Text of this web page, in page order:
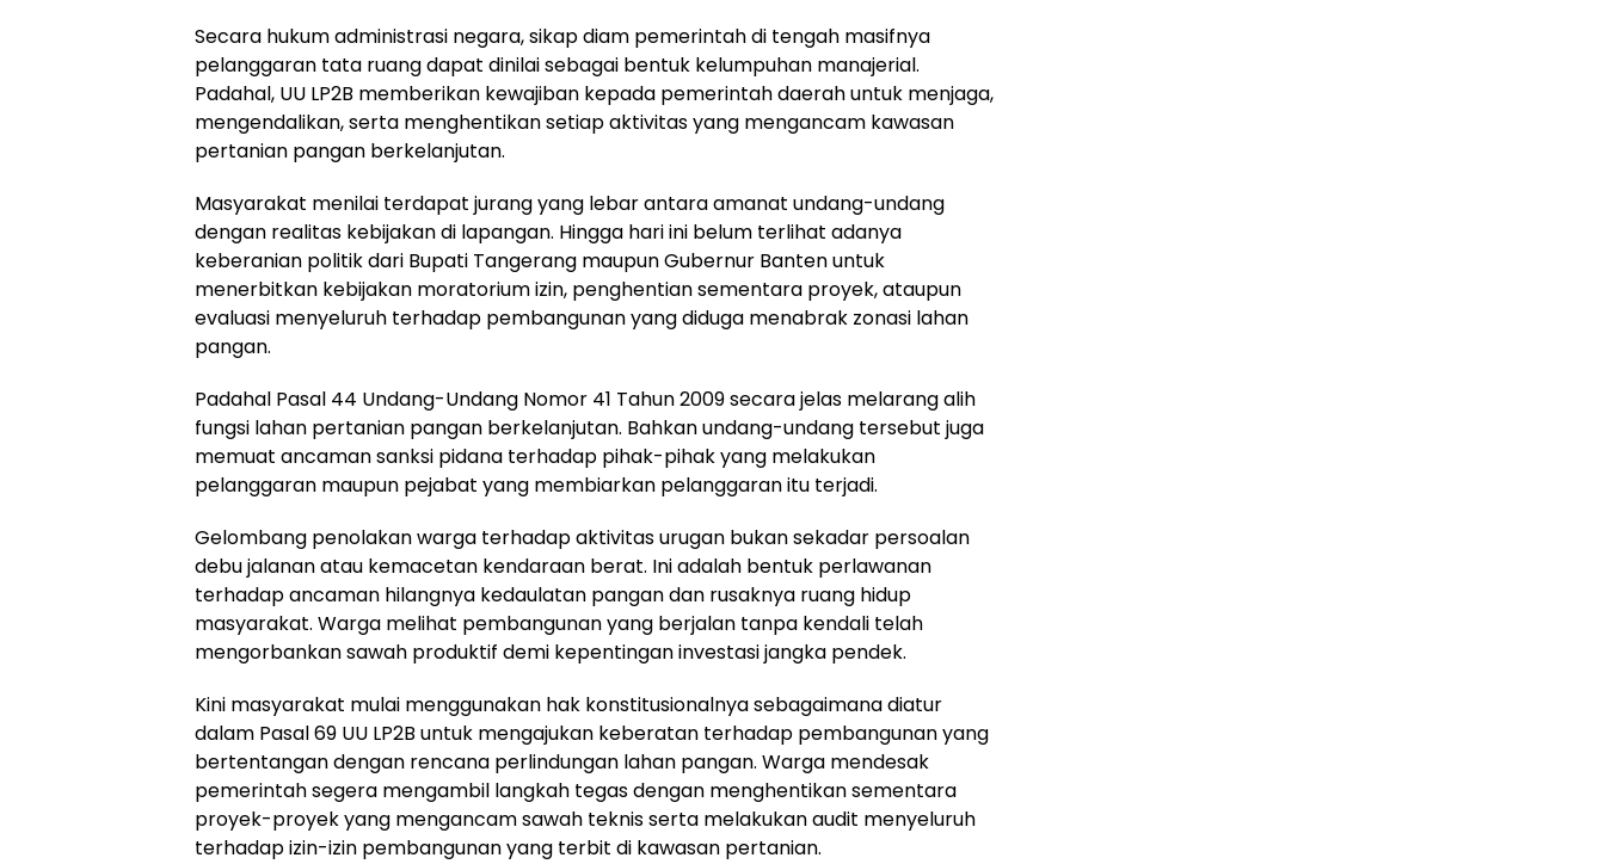
Secara hukum administrasi negara, sikap diam pemerintah di tengah masifnya
pelanggaran tata ruang dapat dinilai sebagai bentuk kelumpuhan manajerial.
Padahal, UU LP2B memberikan kewajiban kepada pemerintah daerah untuk menjaga,
mengendalikan, serta menghentikan setiap aktivitas yang mengancam kawasan
pertanian pangan berkelanjutan.
Masyarakat menilai terdapat jurang yang lebar antara amanat undang-undang
dengan realitas kebijakan di lapangan. Hingga hari ini belum terlihat adanya
keberanian politik dari Bupati Tangerang maupun Gubernur Banten untuk
menerbitkan kebijakan moratorium izin, penghentian sementara proyek, ataupun
evaluasi menyeluruh terhadap pembangunan yang diduga menabrak zonasi lahan
pangan.
Padahal Pasal 44 Undang-Undang Nomor 41 Tahun 2009 secara jelas melarang alih
fungsi lahan pertanian pangan berkelanjutan. Bahkan undang-undang tersebut juga
memuat ancaman sanksi pidana terhadap pihak-pihak yang melakukan
pelanggaran maupun pejabat yang membiarkan pelanggaran itu terjadi.
Gelombang penolakan warga terhadap aktivitas urugan bukan sekadar persoalan
debu jalanan atau kemacetan kendaraan berat. Ini adalah bentuk perlawanan
terhadap ancaman hilangnya kedaulatan pangan dan rusaknya ruang hidup
masyarakat. Warga melihat pembangunan yang berjalan tanpa kendali telah
mengorbankan sawah produktif demi kepentingan investasi jangka pendek.
Kini masyarakat mulai menggunakan hak konstitusionalnya sebagaimana diatur
dalam Pasal 69 UU LP2B untuk mengajukan keberatan terhadap pembangunan yang
bertentangan dengan rencana perlindungan lahan pangan. Warga mendesak
pemerintah segera mengambil langkah tegas dengan menghentikan sementara
proyek-proyek yang mengancam sawah teknis serta melakukan audit menyeluruh
terhadap izin-izin pembangunan yang terbit di kawasan pertanian.